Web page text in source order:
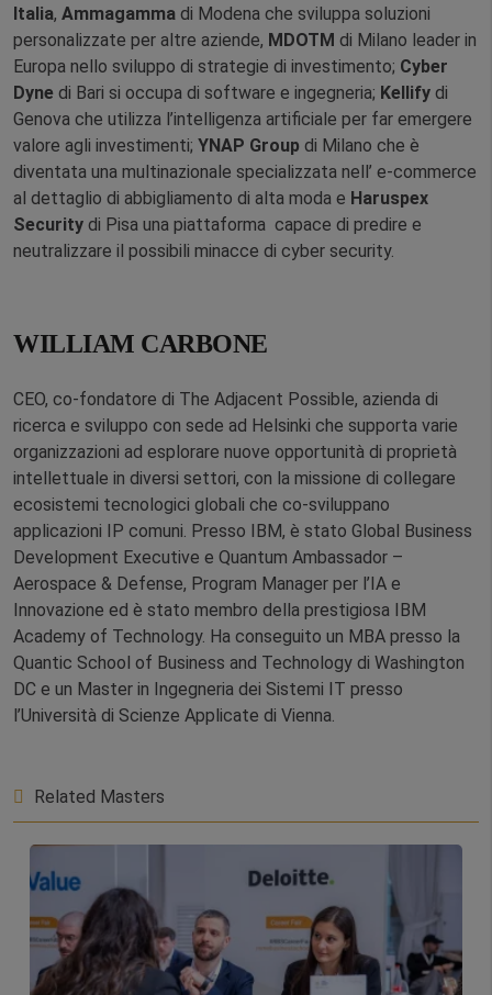
Italia, Ammagamma di Modena che sviluppa soluzioni
personalizzate per altre aziende, MDOTM di Milano leader in
Europa nello sviluppo di strategie di investimento; Cyber
Dyne di Bari si occupa di software e ingegneria; Kellify di
Genova che utilizza l’intelligenza artificiale per far emergere
valore agli investimenti; YNAP Group di Milano che è
diventata una multinazionale specializzata nell’ e-commerce
al dettaglio di abbigliamento di alta moda e Haruspex
Security di Pisa una piattaforma capace di predire e
neutralizzare il possibili minacce di cyber security.
WILLIAM CARBONE
CEO, co-fondatore di The Adjacent Possible, azienda di
ricerca e sviluppo con sede ad Helsinki che supporta varie
organizzazioni ad esplorare nuove opportunità di proprietà
intellettuale in diversi settori, con la missione di collegare
ecosistemi tecnologici globali che co-sviluppano
applicazioni IP comuni. Presso IBM, è stato Global Business
Development Executive e Quantum Ambassador –
Aerospace & Defense, Program Manager per l’IA e
Innovazione ed è stato membro della prestigiosa IBM
Academy of Technology. Ha conseguito un MBA presso la
Quantic School of Business and Technology di Washington
DC e un Master in Ingegneria dei Sistemi IT presso
l’Università di Scienze Applicate di Vienna.
Related Masters